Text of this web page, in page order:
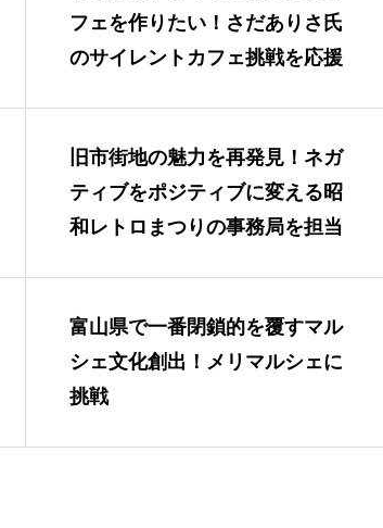
フェを作りたい！さだありさ氏
のサイレントカフェ挑戦を応援
旧市街地の魅力を再発見！ネガ
ティブをポジティブに変える昭
和レトロまつりの事務局を担当
富山県で一番閉鎖的を覆すマル
シェ文化創出！メリマルシェに
挑戦